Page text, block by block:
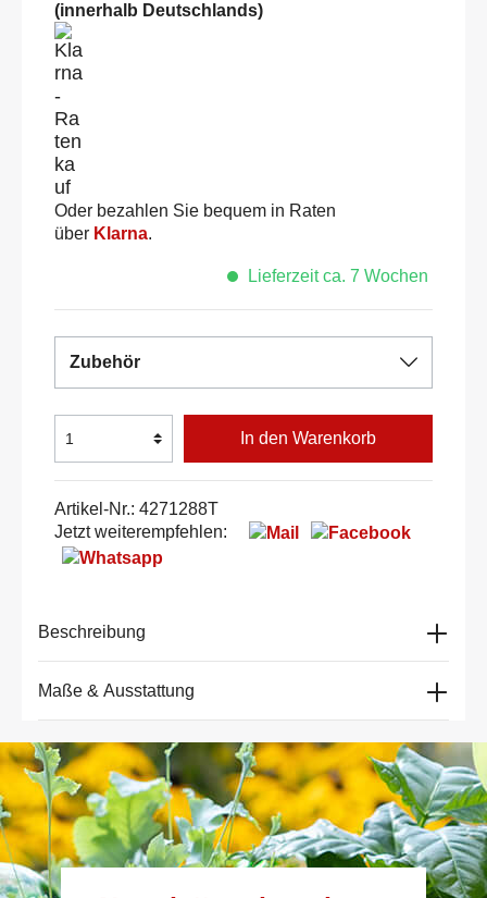
(innerhalb Deutschlands)
Oder bezahlen Sie bequem in Raten
über Klarna.
Lieferzeit ca. 7 Wochen
Zubehör
In den Warenkorb
Artikel-Nr.: 4271288T
Jetzt weiterempfehlen:
Beschreibung
Maße & Ausstattung